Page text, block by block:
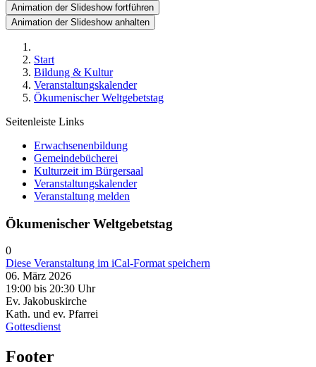
Animation der Slideshow fortführen
Animation der Slideshow anhalten
Start
Bildung & Kultur
Veranstaltungskalender
Ökumenischer Weltgebetstag
Seitenleiste Links
Erwachsenenbildung
Gemeindebücherei
Kulturzeit im Bürgersaal
Veranstaltungskalender
Veranstaltung melden
Ökumenischer Weltgebetstag
0
Diese Veranstaltung im iCal-Format speichern
06. März 2026
19:00 bis 20:30 Uhr
Ev. Jakobuskirche
Kath. und ev. Pfarrei
Gottesdienst
Footer